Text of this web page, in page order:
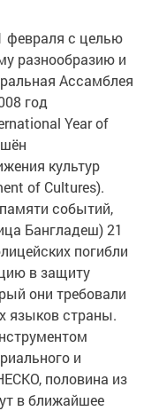
февраля с целью
разнообразию и
Ассамблея
год
Year of
культур
of Cultures).
событий,
Бангладеш) 21
погибли
в защиту
они требовали
языков страны.
и
половина из
в ближайшее